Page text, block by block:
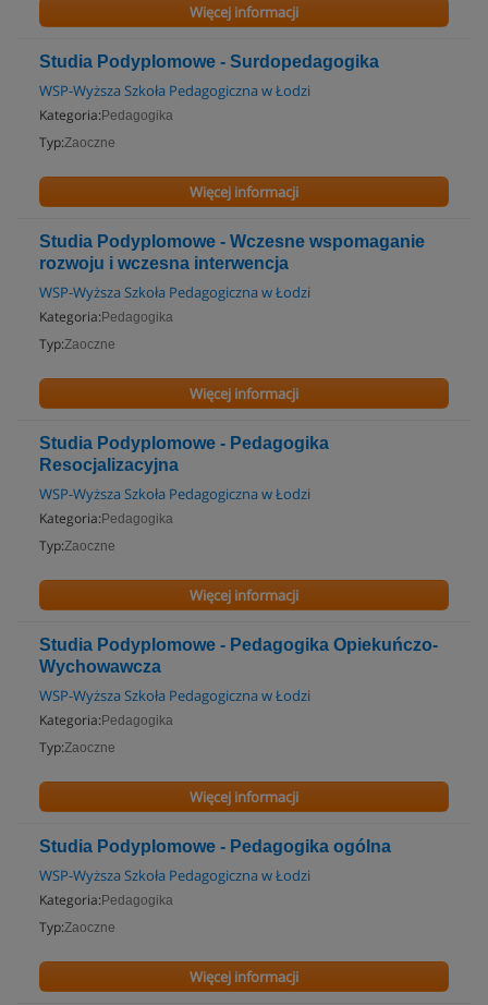
Więcej informacji
Studia Podyplomowe - Surdopedagogika
WSP-Wyższa Szkoła Pedagogiczna w Łodzi
Kategoria: Pedagogika
Typ:Zaoczne
Więcej informacji
Studia Podyplomowe - Wczesne wspomaganie
rozwoju i wczesna interwencja
WSP-Wyższa Szkoła Pedagogiczna w Łodzi
Kategoria: Pedagogika
Typ:Zaoczne
Więcej informacji
Studia Podyplomowe - Pedagogika
Resocjalizacyjna
WSP-Wyższa Szkoła Pedagogiczna w Łodzi
Kategoria: Pedagogika
Typ:Zaoczne
Więcej informacji
Studia Podyplomowe - Pedagogika Opiekuńczo-
Wychowawcza
WSP-Wyższa Szkoła Pedagogiczna w Łodzi
Kategoria: Pedagogika
Typ:Zaoczne
Więcej informacji
Studia Podyplomowe - Pedagogika ogólna
WSP-Wyższa Szkoła Pedagogiczna w Łodzi
Kategoria: Pedagogika
Typ:Zaoczne
Więcej informacji